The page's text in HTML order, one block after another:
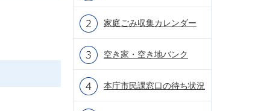
家庭ごみ収集カレンダー
空き家・空き地バンク
本庁市民課窓口の待ち状況